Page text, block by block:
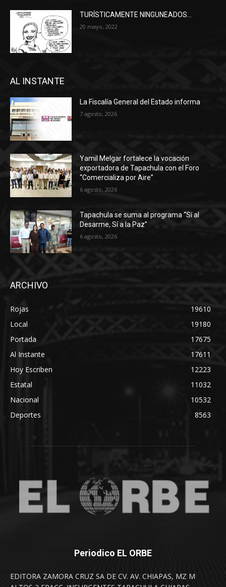
TURÍSTICAMENTE NINGUNEADOS…
20 mayo, 2022
AL INSTANTE
La Fiscalía General del Estado informa
7 agosto, 2026
Yamil Melgar fortalece la vocación
exportadora de Tapachula con el Foro
“Comercializa por Aire”
6 agosto, 2026
Tapachula se suma al programa “Sí al
Desarme, Sí a la Paz”
6 agosto, 2026
ARCHIVO
Rojas
19610
Local
19180
Portada
17675
Al Instante
17611
Hoy Escriben
12223
Estatal
11032
Nacional
10532
Deportes
8563
Periodico EL ORBE
EDITORA ZAMORA CRUZ SA DE CV. AV. CHIAPAS, MZ M